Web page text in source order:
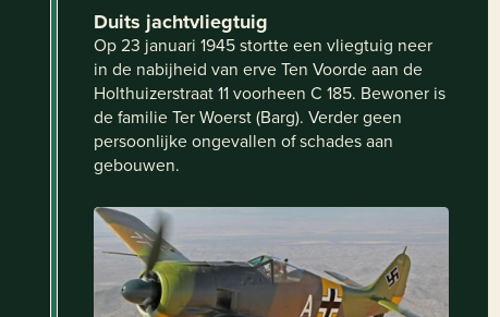
Duits jachtvliegtuig
Op 23 januari 1945 stortte een vliegtuig neer
in de nabijheid van erve Ten Voorde aan de
Holthuizerstraat 11 voorheen C 185. Bewoner is
de familie Ter Woerst (Barg). Verder geen
persoonlijke ongevallen of schades aan
gebouwen.